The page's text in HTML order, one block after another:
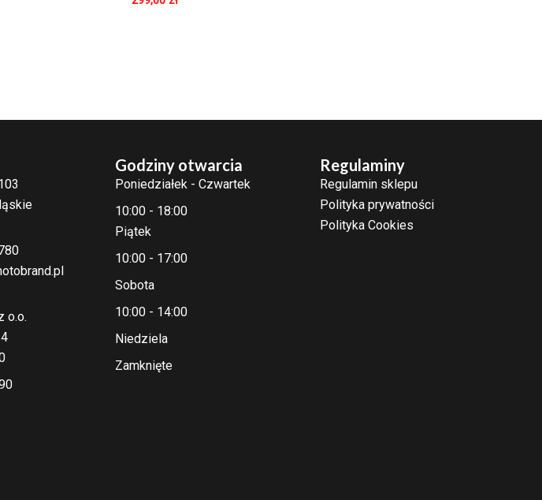
o.o.
Godziny otwarcia
Poniedziałek - Czwartek
10:00 - 18:00
Piątek
10:00 - 17:00
Sobota
10:00 - 14:00
Niedziela
Zamknięte
Regulaminy
Regulamin sklepu
Polityka prywatności
Polityka Cookies